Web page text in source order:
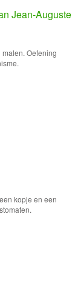
Jean-Auguste
Oefening
kopje en een